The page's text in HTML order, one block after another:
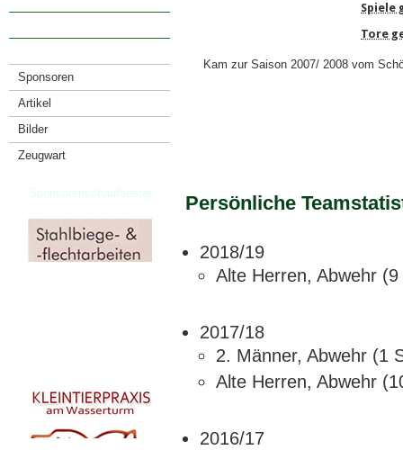
Sponsoren
Artikel
Bilder
Zeugwart
Sponsorenschaufenster
Spiele
Tore
Kam zur Saison 2007/ 2008 vom
Persönliche
2018/19
Alte Herren, Abwehr
2017/18
2. Männer, Abwehr (1
Alte Herren, Abwehr
2016/17